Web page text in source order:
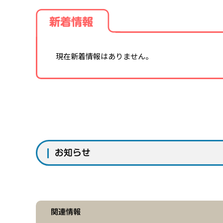
新着情報
現在新着情報はありません。
お知らせ
関連情報